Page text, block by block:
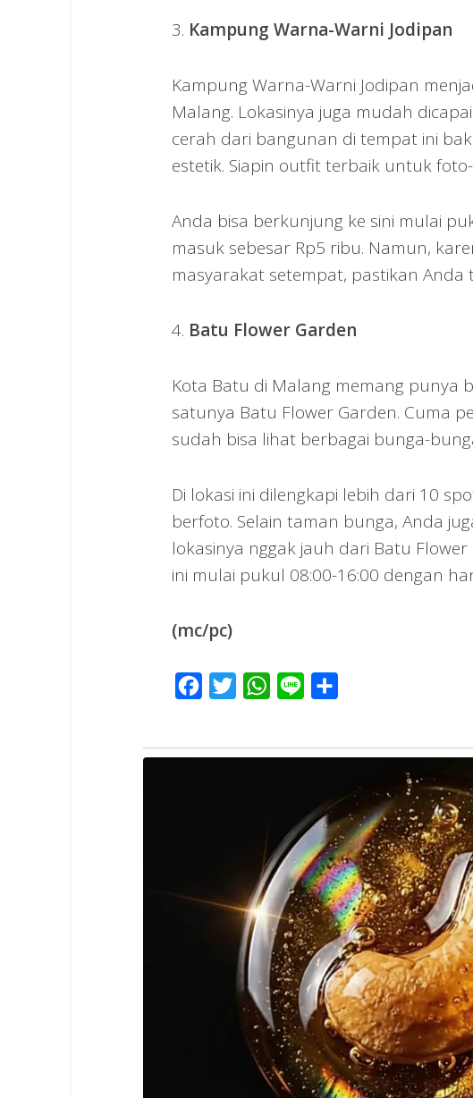
3. Kampung Warna-Warni Jodipan
Kampung Warna-Warni Jodipan
Malang. Lokasinya juga mudah
cerah dari bangunan di tempat ini
estetik. Siapin outfit terbaik untuk
Anda bisa berkunjung ke sini mulai
masuk sebesar Rp5 ribu. Namun,
masyarakat setempat, pastikan
4. Batu Flower Garden
Kota Batu di Malang memang punya
satunya Batu Flower Garden. Cuma
sudah bisa lihat berbagai bunga-
Di lokasi ini dilengkapi lebih dari 10
berfoto. Selain taman bunga, Anda
lokasinya nggak jauh dari Batu
ini mulai pukul 08:00-16:00 dengan
(mc/pc)
Facebook
Twitter WhatsApp
Line